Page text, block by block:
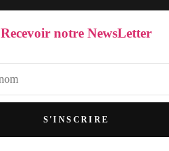
Recevoir notre NewsLetter